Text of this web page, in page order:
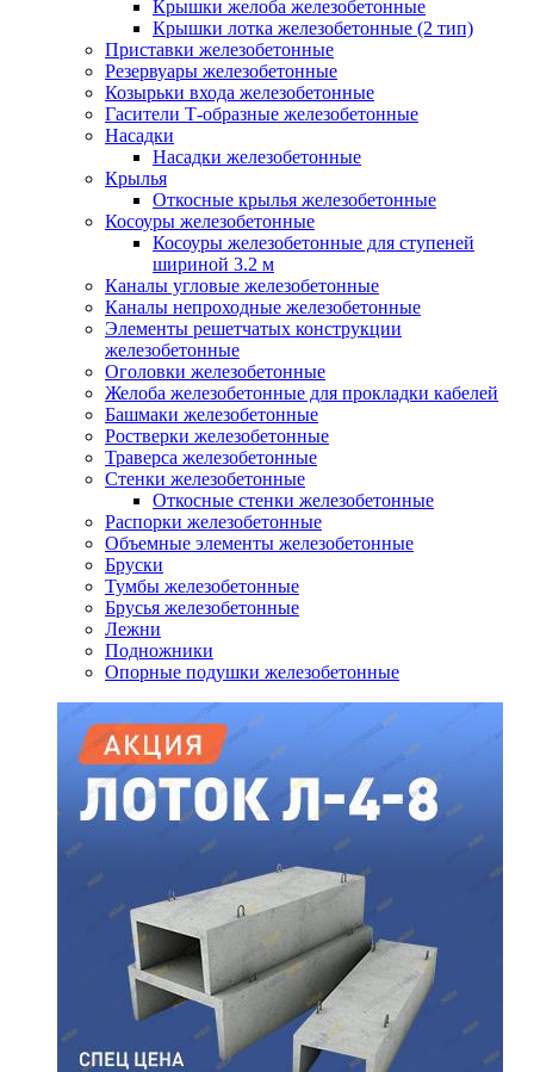
Крышки желоба железобетонные
Крышки лотка железобетонные (2 тип)
Приставки железобетонные
Резервуары железобетонные
Козырьки входа железобетонные
Гасители Т-образные железобетонные
Насадки
Насадки железобетонные
Крылья
Откосные крылья железобетонные
Косоуры железобетонные
Косоуры железобетонные для ступеней
шириной 3.2 м
Каналы угловые железобетонные
Каналы непроходные железобетонные
Элементы решетчатых конструкции
железобетонные
Оголовки железобетонные
Желоба железобетонные для прокладки кабелей
Башмаки железобетонные
Ростверки железобетонные
Траверса железобетонные
Стенки железобетонные
Откосные стенки железобетонные
Распорки железобетонные
Объемные элементы железобетонные
Бруски
Тумбы железобетонные
Брусья железобетонные
Лежни
Подножники
Опорные подушки железобетонные